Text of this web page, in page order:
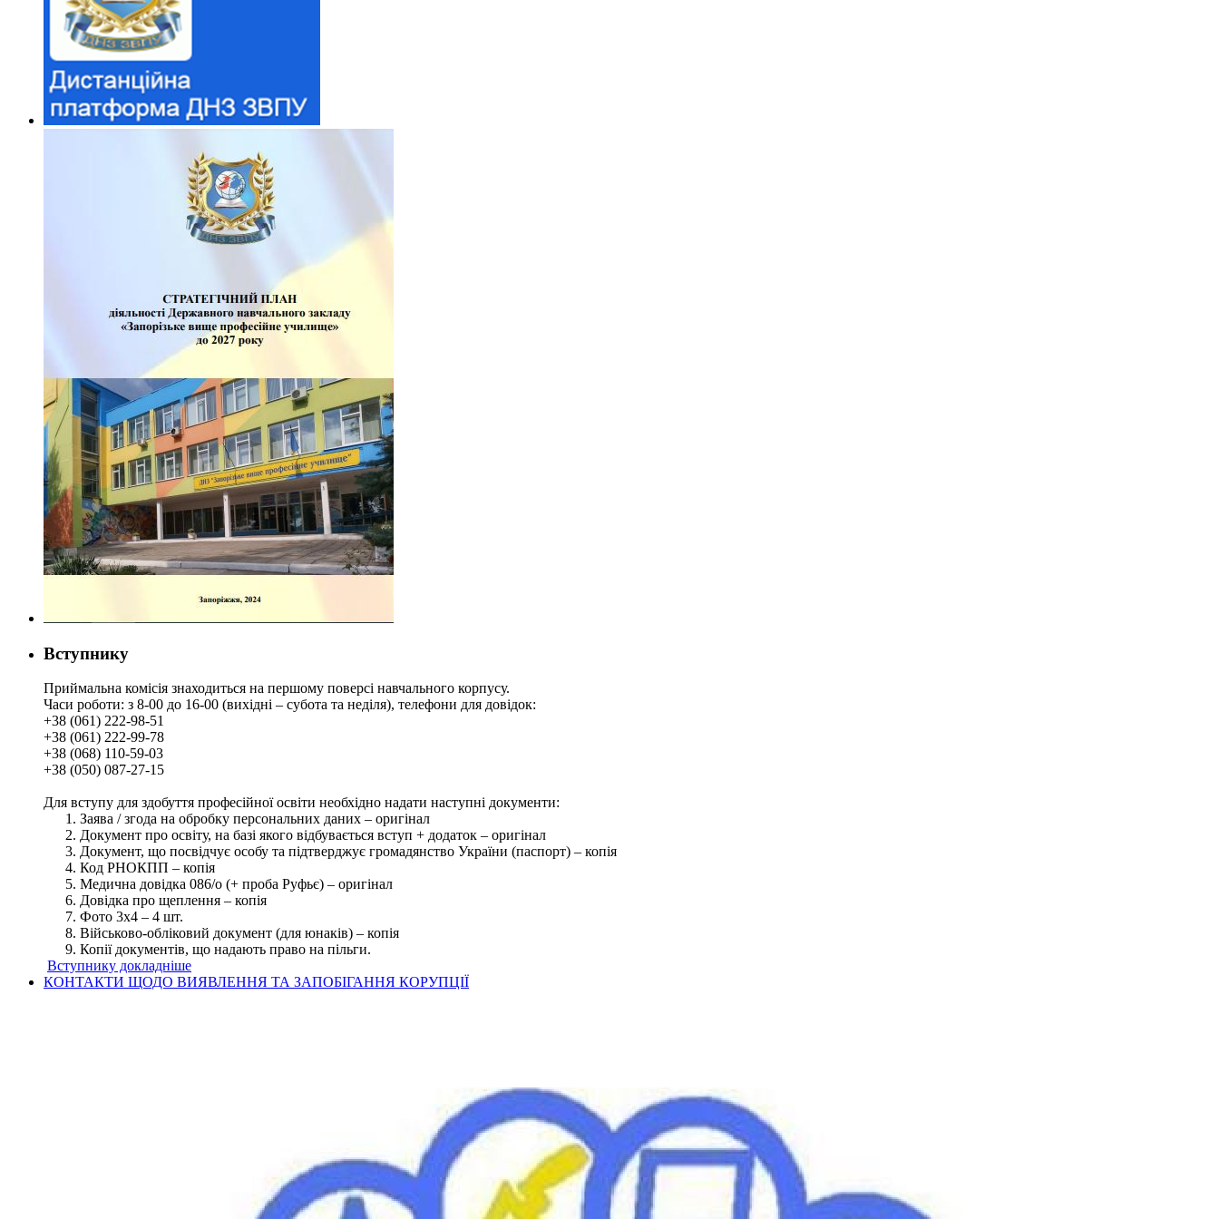
Вступнику
Приймальна комісія знаходиться на першому поверсі навчального корпусу.
Часи роботи: з 8-00 до 16-00 (вихідні – субота та неділя), телефони для довідок:
+38 (061) 222-98-51
+38 (061) 222-99-78
+38 (068) 110-59-03
+38 (050) 087-27-15
Для вступу для здобуття професійної освіти необхідно надати наступні документи:
Заява / згода на обробку персональних даних – оригінал
Документ про освіту, на базі якого відбувається вступ + додаток – оригінал
Документ, що посвідчує особу та підтверджує громадянство України (паспорт) – копія
Код РНОКПП – копія
Медична довідка 086/о (+ проба Руфьє) – оригінал
Довідка про щеплення – копія
Фото 3х4 – 4 шт.
Військово-обліковий документ (для юнаків) – копія
Копії документів, що надають право на пільги.
Вступнику докладніше
КОНТАКТИ ЩОДО ВИЯВЛЕННЯ ТА ЗАПОБІГАННЯ КОРУПЦІЇ